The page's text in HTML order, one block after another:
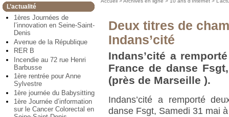
L’actualité
1ères Journées de
l’innovation en Seine-Saint-
Denis
Avenue de la République
RER B
Incendie au 72 rue Henri
Barbusse
1ère rentrée pour Anne
Sylvestre
1ère journée du Babysitting
1ère Journée d’information
sur le Cancer Colorectal en
Deux titres de
Indans’cité
Indans’cité a
France de danse
(près de Marseille ).
Indans’cité a remporté
danse Fsgt, Samedi 31 mai